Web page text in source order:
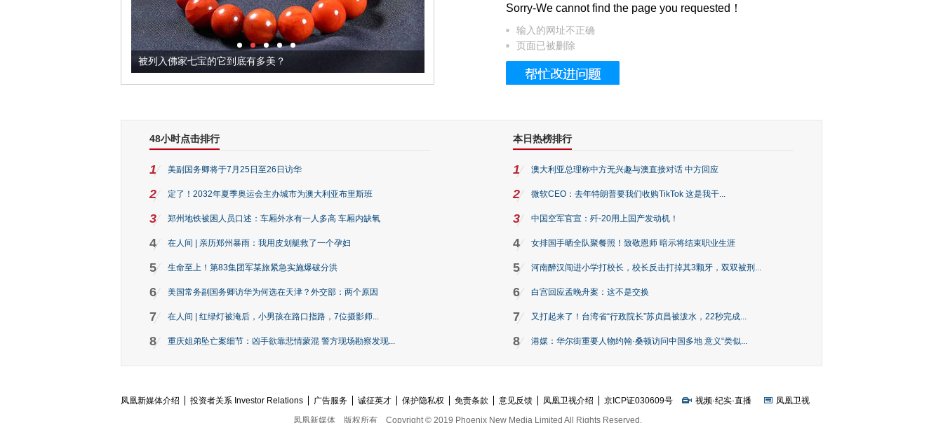
被列入佛家七宝的它到底有多美？ 这个3.2米的长卷，还原了600岁的紫禁城
Sorry-We cannot find the page you requested！
输入的网址不正确
页面已被删除
48小时点击排行
1 美副国务卿将于7月25日至26日访华
2 定了！2032年夏季奥运会主办城市为澳大利亚布里斯班
3 郑州地铁被困人员口述：车厢外水有一人多高 车厢内缺氧
4 在人间 | 亲历郑州暴雨：我用皮划艇救了一个孕妇
5 生命至上！第83集团军某旅紧急实施爆破分洪
6 美国常务副国务卿访华为何选在天津？外交部：两个原因
7 在人间 | 红绿灯被淹后，小男孩在路口指路，7位摄影师...
8 重庆姐弟坠亡案细节：凶手欲靠悲情蒙混 警方现场勘察发现...
本日热榜排行
1 澳大利亚总理称中方无兴趣与澳直接对话 中方回应
2 微软CEO：去年特朗普要我们收购TikTok 这是我干...
3 中国空军官宣：歼-20用上国产发动机！
4 女排国手晒全队聚餐照！致敬恩师 暗示将结束职业生涯
5 河南醉汉闯进小学打校长，校长反击打掉其3颗牙，双双被刑...
6 白宫回应孟晚舟案：这不是交换
7 又打起来了！台湾省“行政院长”苏贞昌被泼水，22秒完成...
8 港媒：华尔街重要人物约翰·桑顿访问中国多地 意义“类似...
凤凰新媒体介绍 投资者关系 Investor Relations 广告服务 诚征英才 保护隐私权 免责条款 意见反馈 凤凰卫视介绍 京ICP证030609号 视频·纪实·直播
凤凰卫视
凤凰新媒体
版权所有 Copyright © 2019 Phoenix New Media Limited All Rights Reserved.